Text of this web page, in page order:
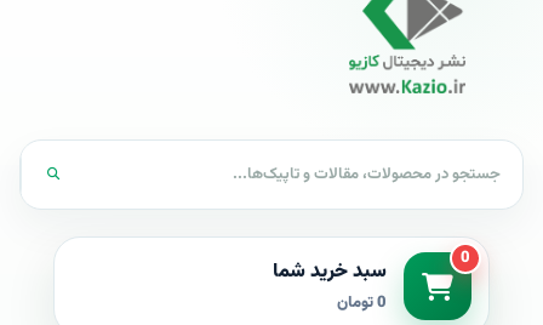
0 سبد خرید شما
0 تومان